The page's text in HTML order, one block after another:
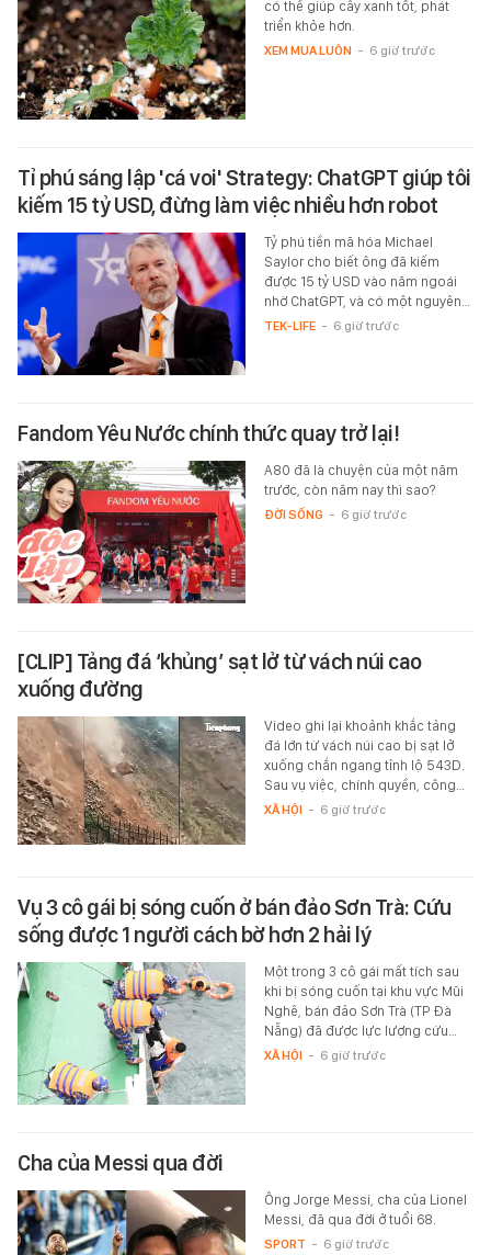
có thể giúp cây xanh tốt, phát
triển khỏe hơn.
XEM MUA LUÔN - 6 giờ trước
Tỉ phú sáng lập 'cá voi' Strategy: ChatGPT giúp tôi
kiếm 15 tỷ USD, đừng làm việc nhiều hơn robot
Tỷ phú tiền mã hóa Michael
Saylor cho biết ông đã kiếm
được 15 tỷ USD vào năm ngoái
nhờ ChatGPT, và có một nguyên…
TEK-LIFE - 6 giờ trước
Fandom Yêu Nước chính thức quay trở lại!
A80 đã là chuyện của một năm
trước, còn năm nay thì sao?
ĐỜI SỐNG - 6 giờ trước
[CLIP] Tảng đá ‘khủng’ sạt lở từ vách núi cao
xuống đường
Video ghi lại khoảnh khắc tảng
đá lớn từ vách núi cao bị sạt lở
xuống chắn ngang tỉnh lộ 543D.
Sau vụ việc, chính quyền, công…
XÃ HỘI - 6 giờ trước
Vụ 3 cô gái bị sóng cuốn ở bán đảo Sơn Trà: Cứu
sống được 1 người cách bờ hơn 2 hải lý
Một trong 3 cô gái mất tích sau
khi bị sóng cuốn tại khu vực Mũi
Nghê, bán đảo Sơn Trà (TP Đà
Nẵng) đã được lực lượng cứu…
XÃ HỘI - 6 giờ trước
Cha của Messi qua đời
Ông Jorge Messi, cha của Lionel
Messi, đã qua đời ở tuổi 68.
SPORT - 6 giờ trước